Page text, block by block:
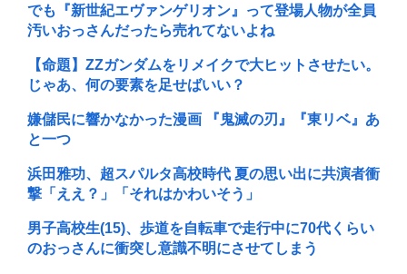
でも『新世紀エヴァンゲリオン』って登場人物が全員
汚いおっさんだったら売れてないよね
【命題】ZZガンダムをリメイクで大ヒットさせたい。
じゃあ、何の要素を足せばいい？
嫌儲民に響かなかった漫画 『鬼滅の刃』『東リベ』あ
と一つ
浜田雅功、超スパルタ高校時代 夏の思い出に共演者衝
撃「ええ？」「それはかわいそう」
男子高校生(15)、歩道を自転車で走行中に70代くらい
のおっさんに衝突し意識不明にさせてしまう